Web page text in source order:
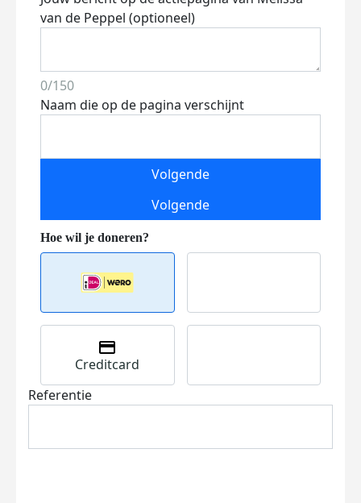
van de Peppel (optioneel)
0/150
Naam die op de pagina verschijnt
Volgende
Volgende
Creditcard
Referentie